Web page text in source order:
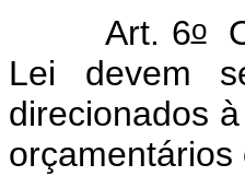
Art. 6o
Lei devem
direcionados